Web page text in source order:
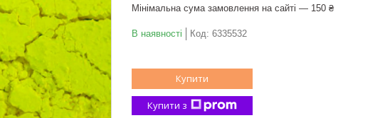
Мінімальна сума замовлення на сайті — 150 ₴
В наявності Код: 6335532
Купити
Купити з